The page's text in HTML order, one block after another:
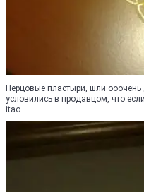
Перцовые пластыри, шли
условились в продавцом, что
itao.